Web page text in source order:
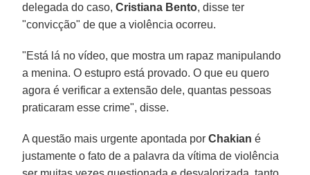
delegada do caso,Cristiana Bento, disse ter
"convicção" de que a violência ocorreu.
"Está lá no vídeo, que mostra um rapaz manipulando
a menina. O estupro está provado. O que eu quero
agora é verificar a extensão dele, quantas pessoas
praticaram esse crime", disse.
A questão mais urgente apontada porChakian é
justamente o fato de a palavra da vítima de violência